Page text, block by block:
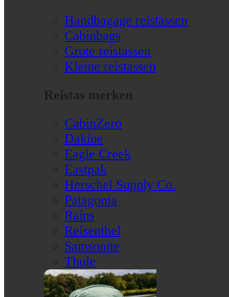
Handbagage reistassen
Cabinbags
Grote reistassen
Kleine reistassen
Reistas merken
CabinZero
Dakine
Eagle Creek
Eastpak
Herschel Supply Co.
Patagonia
Rains
Reisenthel
Samsonite
Thule